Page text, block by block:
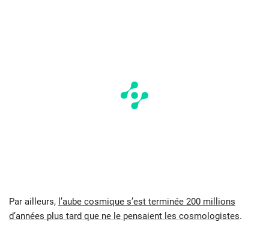
Par ailleurs, l’aube cosmique s’est terminée 200 millions
d’années plus tard que ne le pensaient les cosmologistes.